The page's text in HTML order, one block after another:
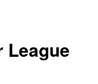
League